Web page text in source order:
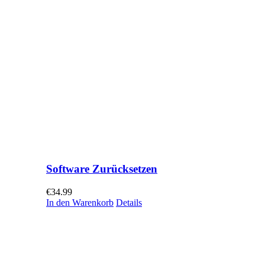
Software Zurücksetzen
€34.99
In den Warenkorb Details